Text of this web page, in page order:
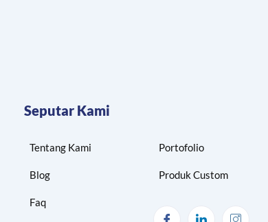
Seputar Kami
Tentang Kami
Blog
Faq
Portofolio
Produk Custom